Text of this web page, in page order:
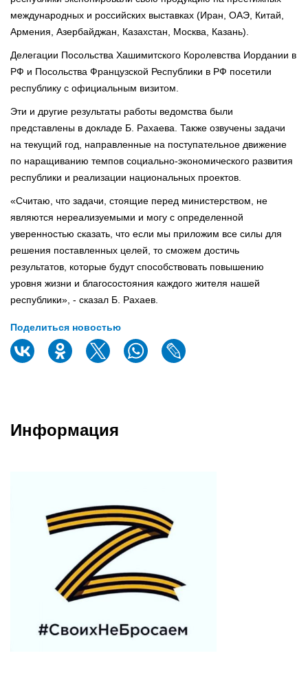
международных и российских выставках (Иран, ОАЭ, Китай,
Армения, Азербайджан, Казахстан, Москва, Казань).
Делегации Посольства Хашимитского Королевства Иордании в
РФ и Посольства Французской Республики в РФ посетили
республику с официальным визитом.
Эти и другие результаты работы ведомства были
представлены в докладе Б. Рахаева. Также озвучены задачи
на текущий год, направленные на поступательное движение
по наращиванию темпов социально-экономического развития
республики и реализации национальных проектов.
«Считаю, что задачи, стоящие перед министерством, не
являются нереализуемыми и могу с определенной
уверенностью сказать, что если мы приложим все силы для
решения поставленных целей, то сможем достичь
результатов, которые будут способствовать повышению
уровня жизни и благосостояния каждого жителя нашей
республики», - сказал Б. Рахаев.
Поделиться новостью
Информация